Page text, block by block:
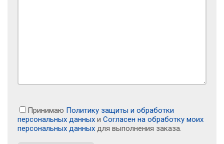
Принимаю Политику защиты и обработки
персональных данных и Согласен на обработку моих
персональных данных для выполнения заказа.